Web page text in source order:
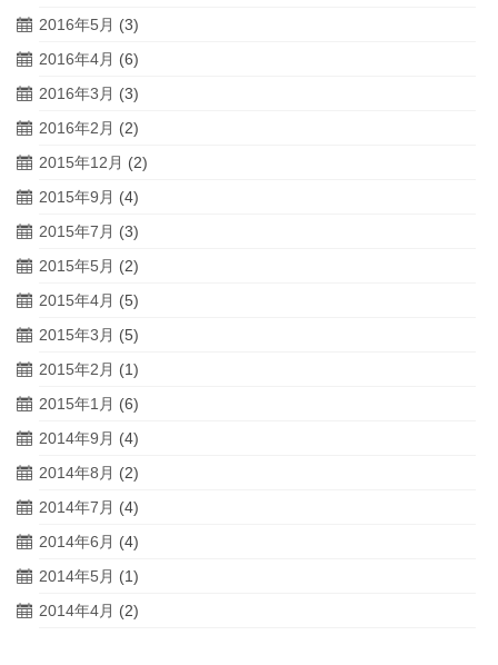
2016年5月 (3)
2016年4月 (6)
2016年3月 (3)
2016年2月 (2)
2015年12月 (2)
2015年9月 (4)
2015年7月 (3)
2015年5月 (2)
2015年4月 (5)
2015年3月 (5)
2015年2月 (1)
2015年1月 (6)
2014年9月 (4)
2014年8月 (2)
2014年7月 (4)
2014年6月 (4)
2014年5月 (1)
2014年4月 (2)